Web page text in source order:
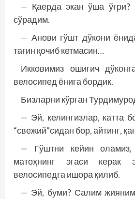
— Қаерда экан ўша
сўрадим.
— Анови гўшт дўкони
тағин қочиб кетмасин…
Икковимиз ошиғич
велосипед ёнига бордик.
Бизларни кўрган
— Эй, келингизлар, катта
“свежий”сидан бор, айтинг,
— Гўштни кейин
матоҳнинг эгаси
велосипедга ишора қилиб.
— Эй, буми? Салим